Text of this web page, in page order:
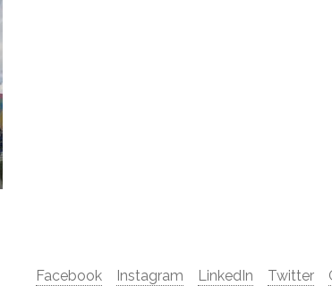
Facebook Instagram LinkedIn Twitter